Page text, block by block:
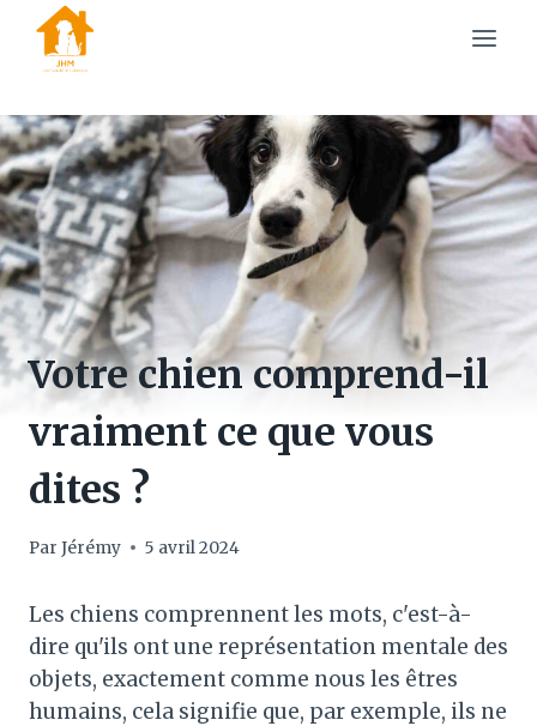
content
Votre chien comprend-il
vraiment ce que vous
dites ?
Par Jérémy 5 avril 2024
Les chiens comprennent les mots, c'est-à-
dire qu'ils ont une représentation mentale des
objets, exactement comme nous les êtres
humains, cela signifie que, par exemple, ils ne